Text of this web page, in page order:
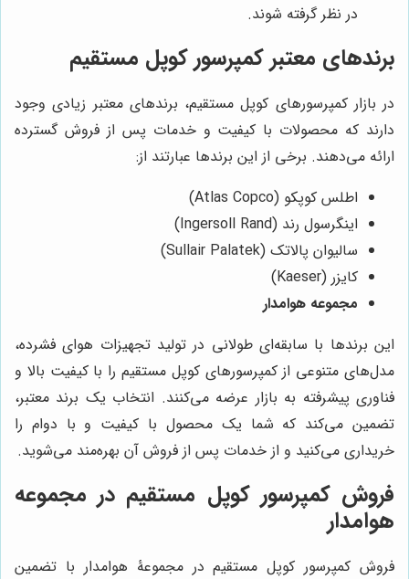
در نظر گرفته شوند.
برندهای معتبر کمپرسور کوپل مستقیم
در بازار کمپرسورهای کوپل مستقیم، برندهای معتبر زیادی وجود
دارند که محصولات با کیفیت و خدمات پس از فروش گسترده
ارائه می‌دهند. برخی از این برندها عبارتند از:
اطلس کوپکو (Atlas Copco)
اینگرسول رند (Ingersoll Rand)
سالیوان پالاتک (Sullair Palatek)
کایزر (Kaeser)
مجموعه هوامدار
این برندها با سابقه‌ای طولانی در تولید تجهیزات هوای فشرده،
مدل‌های متنوعی از کمپرسورهای کوپل مستقیم را با کیفیت بالا و
فناوری پیشرفته به بازار عرضه می‌کنند. انتخاب یک برند معتبر،
تضمین می‌کند که شما یک محصول با کیفیت و با دوام را
خریداری می‌کنید و از خدمات پس از فروش آن بهره‌مند می‌شوید.
فروش کمپرسور کوپل مستقیم در مجموعه
هوامدار
فروش کمپرسور کوپل مستقیم در مجموعۀ هوامدار با تضمین